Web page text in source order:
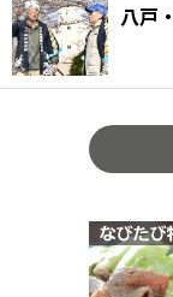
八戸